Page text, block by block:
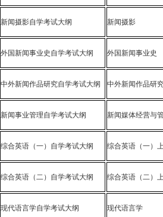
新闻摄影自学考试大纲 新闻摄影
外国新闻事业史自学考试大纲 外国新闻事业史
中外新闻作品研究自学考试大纲 中外新闻作品研
新闻事业管理自学考试大纲 新闻媒体经营与
综合英语（一）自学考试大纲 综合英语（一）
综合英语（二）自学考试大纲 综合英语（二）
现代语言学自学考试大纲 现代语言学